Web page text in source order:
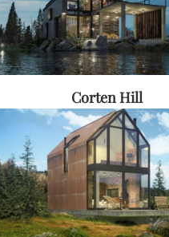
Corten Hill